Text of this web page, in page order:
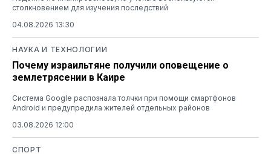
столкновением для изучения последствий
04.08.2026 13:30
НАУКА И ТЕХНОЛОГИИ
Почему израильтяне получили оповещение о
землетрясении в Каире
Система Google распознала толчки при помощи смартфонов
Android и предупредила жителей отдельных районов
03.08.2026 12:00
СПОРТ